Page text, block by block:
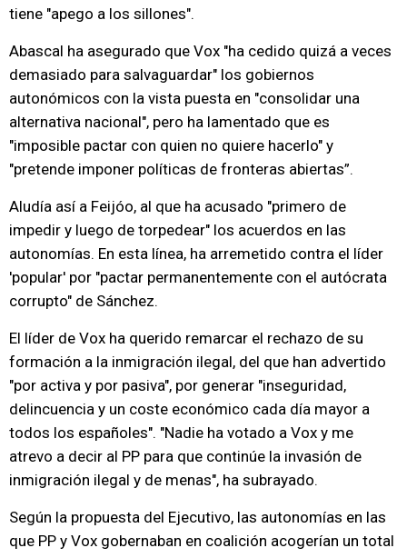
tiene "apego a los sillones".
Abascal ha asegurado que Vox "ha cedido quizá a veces
demasiado para salvaguardar" los gobiernos
autonómicos con la vista puesta en "consolidar una
alternativa nacional", pero ha lamentado que es
"imposible pactar con quien no quiere hacerlo" y
"pretende imponer políticas de fronteras abiertas”.
Aludía así a Feijóo, al que ha acusado "primero de
impedir y luego de torpedear" los acuerdos en las
autonomías. En esta línea, ha arremetido contra el líder
'popular' por "pactar permanentemente con el autócrata
corrupto" de Sánchez.
El líder de Vox ha querido remarcar el rechazo de su
formación a la inmigración ilegal, del que han advertido
"por activa y por pasiva", por generar "inseguridad,
delincuencia y un coste económico cada día mayor a
todos los españoles". "Nadie ha votado a Vox y me
atrevo a decir al PP para que continúe la invasión de
inmigración ilegal y de menas", ha subrayado.
Según la propuesta del Ejecutivo, las autonomías en las
que PP y Vox gobernaban en coalición acogerían un total